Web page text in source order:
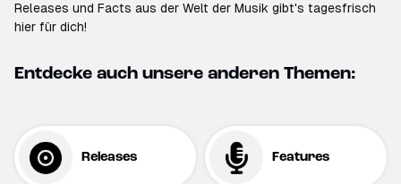
Releases und Facts aus der Welt der Musik gibt's tagesfrisch
hier für dich!
Entdecke auch unsere anderen Themen:
Releases Features